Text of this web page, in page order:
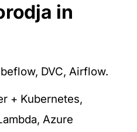
in
DVC, Airflow.
+ Kubernetes,
Azure